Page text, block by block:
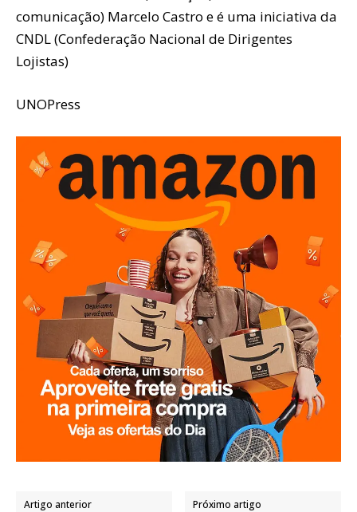
comunicação) Marcelo Castro e é uma iniciativa da
CNDL (Confederação Nacional de Dirigentes
Lojistas)
UNOPress
Artigo anterior Próximo artigo